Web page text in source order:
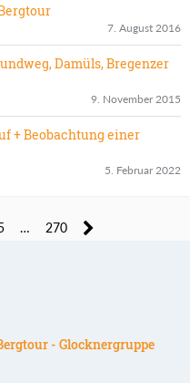
7. August 2016
Damüls, Bregenzer
9. November 2015
+ Beobachtung einer
5. Februar 2022
… 270
- Glocknergruppe